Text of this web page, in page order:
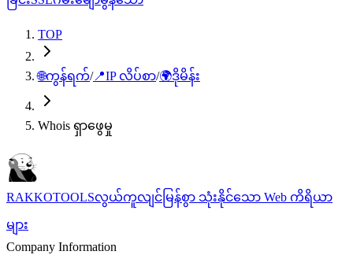
TOP
🌐ကွန်ရက်/📍IP လိပ်စာ/🌍ဒိုမိန်း
Whois ရှာဖွေမှု
RAKKOTOOLSလွယ်ကူလျင်မြန်စွာ သုံးနိုင်သော Web ကိရိယာ
များ
Company Information